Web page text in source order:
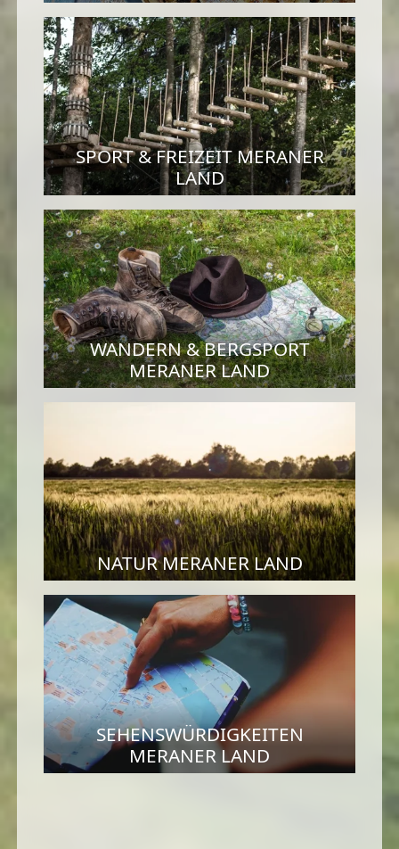
SPORT & FREIZEIT MERANER
LAND
WANDERN & BERGSPORT
MERANER LAND
NATUR MERANER LAND
SEHENSWÜRDIGKEITEN
MERANER LAND